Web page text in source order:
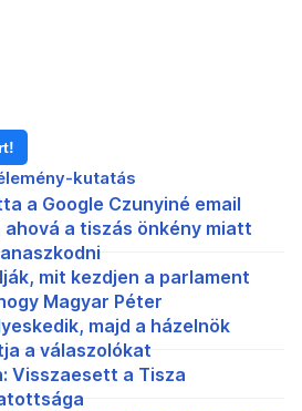
kutatás
a Google Czunyiné email
a tiszás önkény miatt
mit kezdjen a parlament
Magyar Péter
majd a házelnök
a válaszolókat
Visszaesett a Tisza